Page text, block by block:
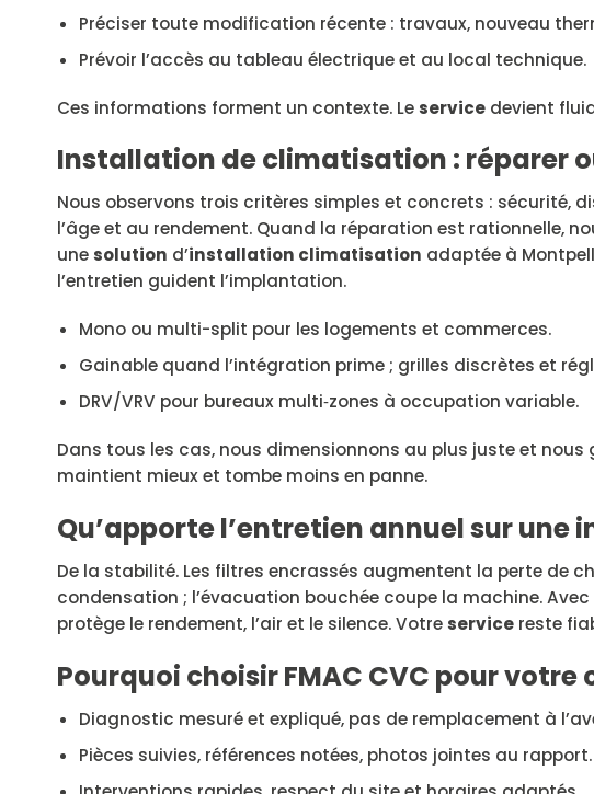
Préciser toute modification récente : travaux, nouveau
Prévoir l’accès au tableau électrique et au local technique.
Ces informations forment un contexte. Leservice devient
Installation de climatisation : réparer
Nous observons trois critères simples et concrets : sécurité,
l’âge et au rendement. Quand la réparation est rationnelle,
unesolution d’installation climatisation adaptée à
l’entretien guident l’implantation.
Mono ou multi-split pour les logements et commerces.
Gainable quand l’intégration prime ; grilles discrètes et
DRV/VRV pour bureaux multi‑zones à occupation variable.
Dans tous les cas, nous dimensionnons au plus juste et
maintient mieux et tombe moins en panne.
Qu’apporte l’entretien annuel sur
De la stabilité. Les filtres encrassés augmentent la perte de
condensation ; l’évacuation bouchée coupe la machine.
protège le rendement, l’air et le silence. Votreservice reste
Pourquoi choisir FMAC CVC pour
Diagnostic mesuré et expliqué, pas de remplacement à
Pièces suivies, références notées, photos jointes au rapport.